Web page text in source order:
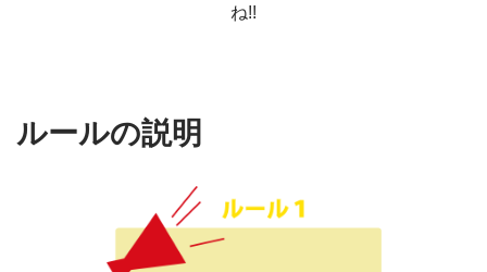
ね!!
ルールの説明